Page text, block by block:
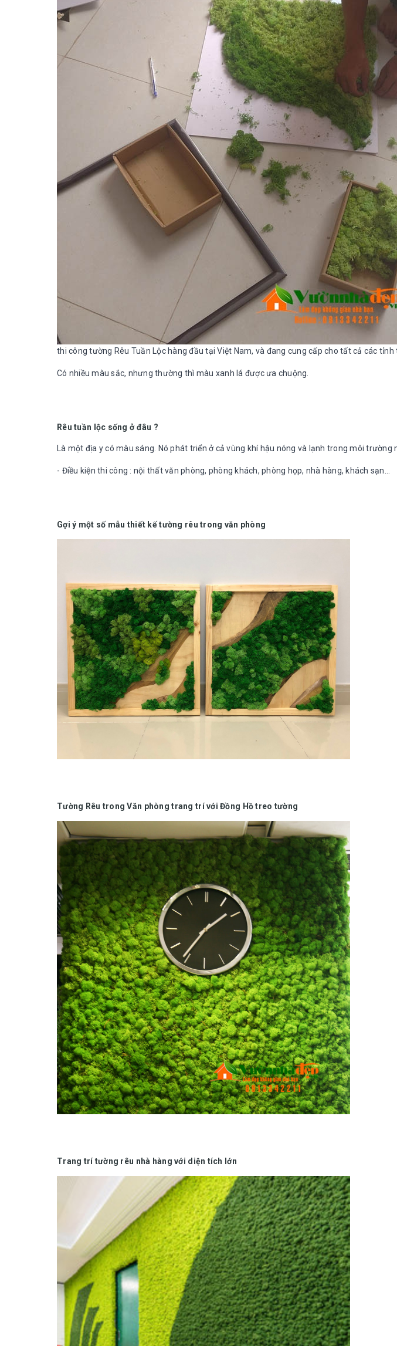
thi công tường Rêu Tuần Lộc hàng đầu tại Việt Nam, và đang cung cấp cho tất cả các tỉnh
Có nhiều màu sắc, nhưng thường thì màu xanh lá được ưa chuộng.
Rêu tuần lộc sống ở đâu ?
Là một địa y có màu sáng. Nó phát triển ở cả vùng khí hậu nóng và lạnh trong môi trường
- Điều kiện thi công : nội thất văn phòng, phòng khách, phòng họp, nhà hàng, khách sạn...
Gợi ý một số mẫu thiết kế tường rêu trong văn phòng
Tường Rêu trong Văn phòng trang trí với Đồng Hồ treo tường
Trang trí tường rêu nhà hàng với diện tích lớn